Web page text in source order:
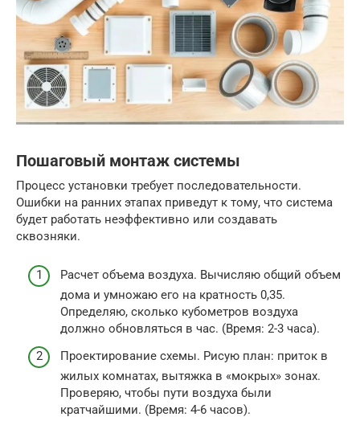
Пошаговый монтаж системы
Процесс установки требует последовательности.
Ошибки на ранних этапах приведут к тому, что система
будет работать неэффективно или создавать
сквозняки.
Расчет объема воздуха. Вычисляю общий объем
дома и умножаю его на кратность 0,35.
Определяю, сколько кубометров воздуха
должно обновляться в час. (Время: 2-3 часа).
Проектирование схемы. Рисую план: приток в
жилых комнатах, вытяжка в «мокрых» зонах.
Проверяю, чтобы пути воздуха были
кратчайшими. (Время: 4-6 часов).